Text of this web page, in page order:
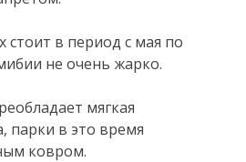
в период с мая по
не очень жарко.
мягкая
парки в это время
ковром.